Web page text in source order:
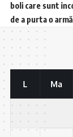
boli care sunt
de a purta o armă
L Ma